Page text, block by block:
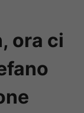
ora ci